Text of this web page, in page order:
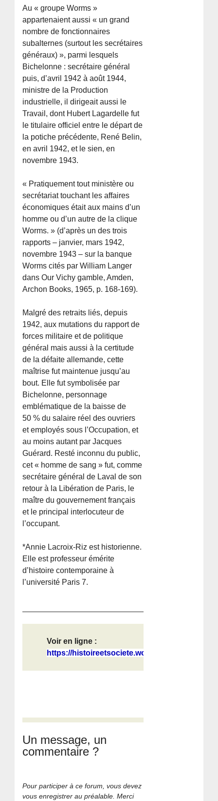
Au « groupe Worms »
appartenaient aussi « un grand
nombre de fonctionnaires
subalternes (surtout les secrétaires
généraux) », parmi lesquels
Bichelonne : secrétaire général
puis, d’avril 1942 à août 1944,
ministre de la Production
industrielle, il dirigeait aussi le
Travail, dont Hubert Lagardelle fut
le titulaire officiel entre le départ de
la potiche précédente, René Belin,
en avril 1942, et le sien, en
novembre 1943.
« Pratiquement tout ministère ou
secrétariat touchant les affaires
économiques était aux mains d’un
homme ou d’un autre de la clique
Worms. » (d’après un des trois
rapports – janvier, mars 1942,
novembre 1943 – sur la banque
Worms cités par William Langer
dans Our Vichy gamble, Amden,
Archon Books, 1965, p. 168-169).
Malgré des retraits liés, depuis
1942, aux mutations du rapport de
forces militaire et de politique
général mais aussi à la certitude
de la défaite allemande, cette
maîtrise fut maintenue jusqu’au
bout. Elle fut symbolisée par
Bichelonne, personnage
emblématique de la baisse de
50 % du salaire réel des ouvriers
et employés sous l’Occupation, et
au moins autant par Jacques
Guérard. Resté inconnu du public,
cet « homme de sang » fut, comme
secrétaire général de Laval de son
retour à la Libération de Paris, le
maître du gouvernement français
et le principal interlocuteur de
l’occupant.
*Annie Lacroix-Riz est historienne.
Elle est professeur émérite
d’histoire contemporaine à
l’université Paris 7.
Voir en ligne :
https://histoireetsociete.wordpress...
Un message, un
commentaire ?
Pour participer à ce forum, vous devez
vous enregistrer au préalable. Merci